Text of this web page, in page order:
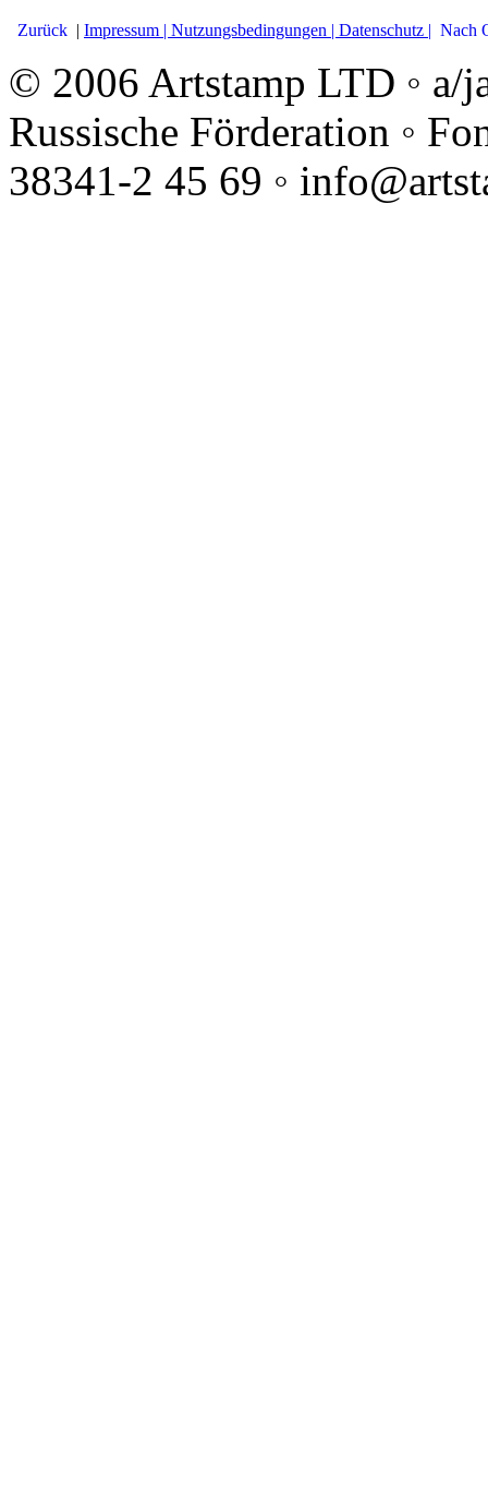
Zurück | Impressum | Nutzungsbedingungen | Datenschutz | Nach
© 2006 Artstamp LTD ◦ a/
Russische Förderation ◦
38341-2 45 69 ◦